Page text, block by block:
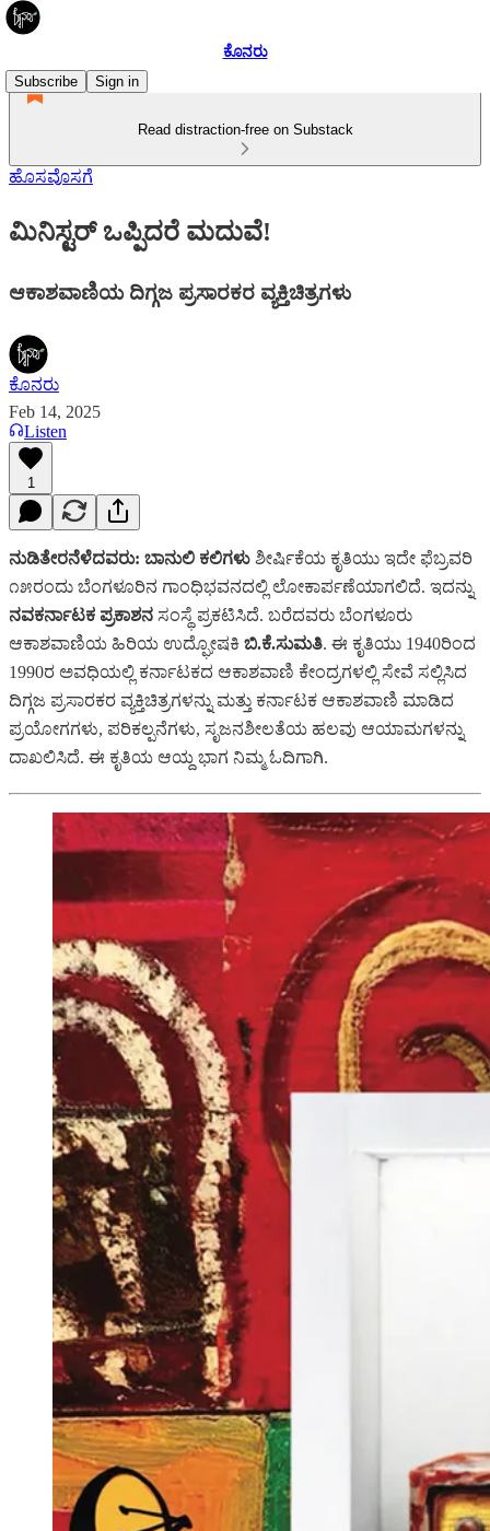
ಕೊನರು
Subscribe
Sign in
Read distraction-free on Substack
ಹೊಸವೊಸಗೆ
ಮಿನಿಸ್ಟರ್ ಒಪ್ಪಿದರೆ ಮದುವೆ!
ಆಕಾಶವಾಣಿಯ ದಿಗ್ಗಜ ಪ್ರಸಾರಕರ ವ್ಯಕ್ತಿಚಿತ್ರಗಳು
ಕೊನರು
Feb 14, 2025
Listen
1
ನುಡಿತೇರನೆಳೆದವರು: ಬಾನುಲಿ ಕಲಿಗಳು ಶೀರ್ಷಿಕೆಯ ಕೃತಿಯು ಇದೇ ಫೆಬ್ರವರಿ
೧೫ರಂದು ಬೆಂಗಳೂರಿನ ಗಾಂಧಿಭವನದಲ್ಲಿ ಲೋಕಾರ್ಪಣೆಯಾಗಲಿದೆ. ಇದನ್ನು
ನವಕರ್ನಾಟಕ ಪ್ರಕಾಶನ ಸಂಸ್ಥೆ ಪ್ರಕಟಿಸಿದೆ. ಬರೆದವರು ಬೆಂಗಳೂರು
ಆಕಾಶವಾಣಿಯ ಹಿರಿಯ ಉದ್ಘೋಷಕಿ ಬಿ.ಕೆ.ಸುಮತಿ. ಈ ಕೃತಿಯು 1940ರಿಂದ
1990ರ ಅವಧಿಯಲ್ಲಿ ಕರ್ನಾಟಕದ ಆಕಾಶವಾಣಿ ಕೇಂದ್ರಗಳಲ್ಲಿ ಸೇವೆ ಸಲ್ಲಿಸಿದ
ದಿಗ್ಗಜ ಪ್ರಸಾರಕರ ವ್ಯಕ್ತಿಚಿತ್ರಗಳನ್ನು ಮತ್ತು ಕರ್ನಾಟಕ ಆಕಾಶವಾಣಿ ಮಾಡಿದ
ಪ್ರಯೋಗಗಳು, ಪರಿಕಲ್ಪನೆಗಳು, ಸೃಜನಶೀಲತೆಯ ಹಲವು ಆಯಾಮಗಳನ್ನು
ದಾಖಲಿಸಿದೆ. ಈ ಕೃತಿಯ ಆಯ್ದ ಭಾಗ ನಿಮ್ಮ ಓದಿಗಾಗಿ.